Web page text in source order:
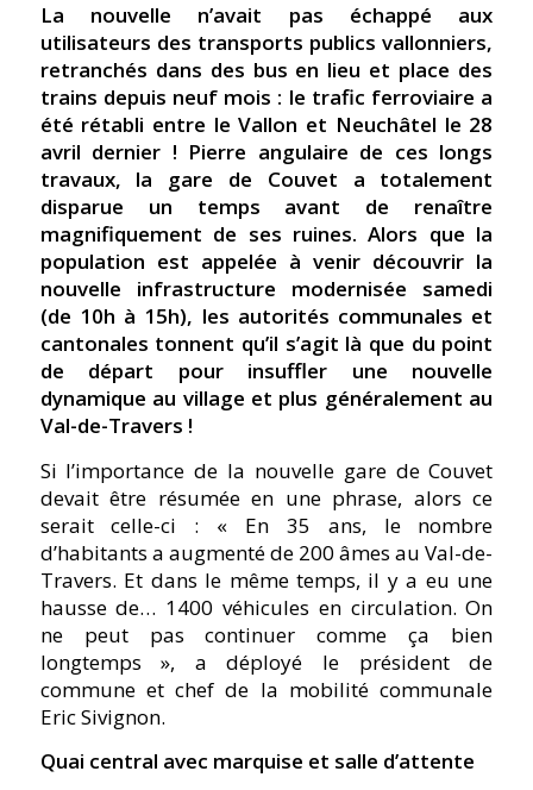
La nouvelle n’avait pas échappé aux
utilisateurs des transports publics vallonniers,
retranchés dans des bus en lieu et place des
trains depuis neuf mois : le trafic ferroviaire a
été rétabli entre le Vallon et Neuchâtel le 28
avril dernier ! Pierre angulaire de ces longs
travaux, la gare de Couvet a totalement
disparue un temps avant de renaître
magnifiquement de ses ruines. Alors que la
population est appelée à venir découvrir la
nouvelle infrastructure modernisée samedi
(de 10h à 15h), les autorités communales et
cantonales tonnent qu’il s’agit là que du point
de départ pour insuffler une nouvelle
dynamique au village et plus généralement au
Val-de-Travers !
Si l’importance de la nouvelle gare de Couvet
devait être résumée en une phrase, alors ce
serait celle-ci : « En 35 ans, le nombre
d’habitants a augmenté de 200 âmes au Val-de-
Travers. Et dans le même temps, il y a eu une
hausse de… 1400 véhicules en circulation. On
ne peut pas continuer comme ça bien
longtemps », a déployé le président de
commune et chef de la mobilité communale
Eric Sivignon.
Quai central avec marquise et salle d’attente